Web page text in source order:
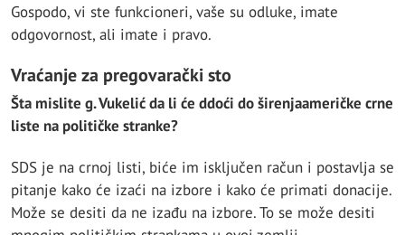
Gospodo, vi ste funkcioneri, vaše su odluke, imate
odgovornost, ali imate i pravo.
Vraćanje za pregovarački sto
Šta mislite g. Vukelić da li će ddoći do širenjaameričke crne
liste na političke stranke?
SDS je na crnoj listi, biće im isključen račun i postavlja se
pitanje kako će izaći na izbore i kako će primati donacije.
Može se desiti da ne izađu na izbore. To se može desiti